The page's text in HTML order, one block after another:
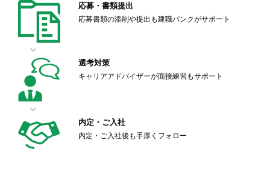
応募・書類提出
応募書類の添削や提出も建職バンクがサポート
選考対策
キャリアアドバイザーが面接練習もサポート
内定・ご入社
内定・ご入社後も手厚くフォロー